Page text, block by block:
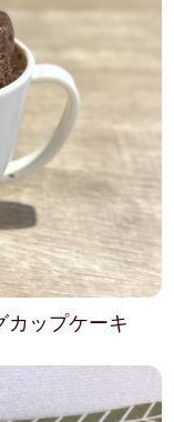
カップケーキ